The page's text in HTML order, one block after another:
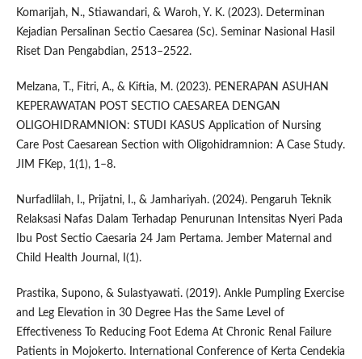
Komarijah, N., Stiawandari, & Waroh, Y. K. (2023). Determinan
Kejadian Persalinan Sectio Caesarea (Sc). Seminar Nasional Hasil
Riset Dan Pengabdian, 2513–2522.
Melzana, T., Fitri, A., & Kiftia, M. (2023). PENERAPAN ASUHAN
KEPERAWATAN POST SECTIO CAESAREA DENGAN
OLIGOHIDRAMNION: STUDI KASUS Application of Nursing
Care Post Caesarean Section with Oligohidramnion: A Case Study.
JIM FKep, 1(1), 1–8.
Nurfadlilah, I., Prijatni, I., & Jamhariyah. (2024). Pengaruh Teknik
Relaksasi Nafas Dalam Terhadap Penurunan Intensitas Nyeri Pada
Ibu Post Sectio Caesaria 24 Jam Pertama. Jember Maternal and
Child Health Journal, I(1).
Prastika, Supono, & Sulastyawati. (2019). Ankle Pumpling Exercise
and Leg Elevation in 30 Degree Has the Same Level of
Effectiveness To Reducing Foot Edema At Chronic Renal Failure
Patients in Mojokerto. International Conference of Kerta Cendekia